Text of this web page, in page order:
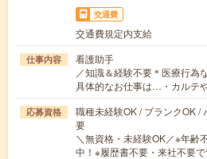
交通費
交通費規定内支給
仕事内容
看護助手
／知識＆経験不要＊医療行
具体的なお仕事は…・カルテ
応募資格
職種未経験OK / ブランクOK /
要
＼無資格・未経験OK／※年齢
中！※履歴書不要・来社不要